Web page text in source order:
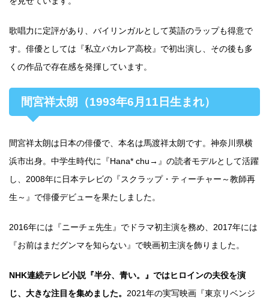
歌唱力に定評があり、バイリンガルとして英語のラップも得意で
す。俳優としては『私立バカレア高校』で初出演し、その後も多
くの作品で存在感を発揮しています。
間宮祥太朗（1993年6月11日生まれ）
間宮祥太朗は日本の俳優で、本名は馬渡祥太朗です。神奈川県横
浜市出身。中学生時代に『Hana* chu→』の読者モデルとして活躍
し、2008年に日本テレビの『スクラップ・ティーチャー～教師再
生～』で俳優デビューを果たしました。
2016年には『ニーチェ先生』でドラマ初主演を務め、2017年には
『お前はまだグンマを知らない』で映画初主演を飾りました。
NHK連続テレビ小説『半分、青い。』ではヒロインの夫役を演
じ、大きな注目を集めました。 2021年の実写映画『東京リベンジ